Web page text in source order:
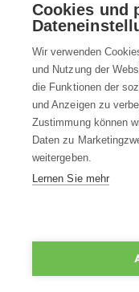
Kontaktieren Sie
+49 25 197
ALLE KONTAKTE
WIDERRUFSBELEHRUNG
Cookies und
Wir verwenden
und Nutzung der
die Funktionen der
und Anzeigen zu
Zustimmung können
Daten zu
weitergeben.
Lernen Sie mehr